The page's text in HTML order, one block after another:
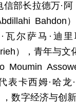
部长拉德万·阿
Bahdon
瓦尔萨马·迪里
），青年与文
Moumin
表卡西姆·哈龙
数字经济与创